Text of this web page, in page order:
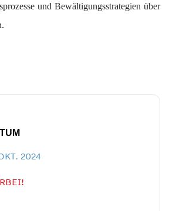
und Bewältigungsstrategien über
.
2024